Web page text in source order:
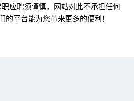
应聘须谨慎，网站对此不承担任何
的平台能为您带来更多的便利！